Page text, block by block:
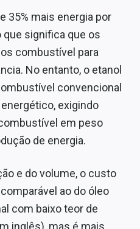
35% mais energia por
que significa que os
combustível para
No entanto, o etanol
convencional
exigindo
em peso
de energia.
e do volume, o custo
ao do óleo
com baixo teor de